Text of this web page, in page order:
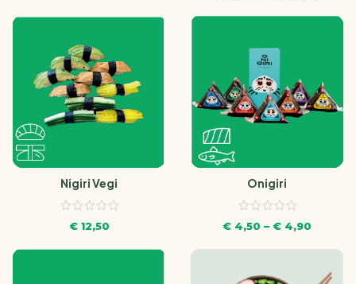
Nigiri Vegi
€12,50
Onigiri
€ 4,50 – € 4,90